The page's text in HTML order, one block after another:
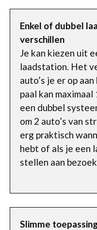
Enkel of dubbel
verschillen
Je kan kiezen uit
laadstation. Het
auto’s je er op
paal kan
een dubbel
om 2 auto’s van
erg praktisch
hebt of als je een
stellen aan
Slimme